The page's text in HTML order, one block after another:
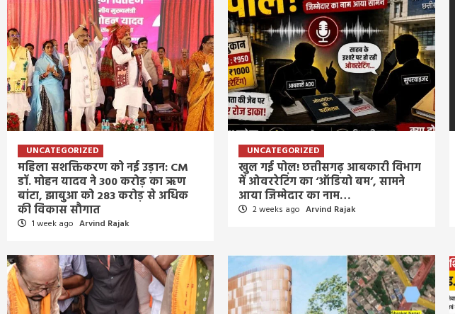
UNCATEGORIZED
महिला सशक्तिकरण को नई उड़ान: CM
डॉ. मोहन यादव ने 300 करोड़ का ऋण
बांटा, झाबुआ को 283 करोड़ से अधिक
की विकास सौगात
1 week ago Arvind Rajak
UNCATEGORIZED
खुल गई पोल! छत्तीसगढ़ आबकारी विभाग
में ओवररेटिंग का ‘ऑडियो बम’, सामने
आया जिम्मेदार का नाम…
2 weeks ago Arvind Rajak
Entertainment Feature Latest National
Bigg Boss 20: सलमान खान की दमदार वापसी! रिलीज
हुआ पहला टीज़र, जानिए कब से शुरू होगा नया सीजन
Entertainment
थलपति
ने वापस ली